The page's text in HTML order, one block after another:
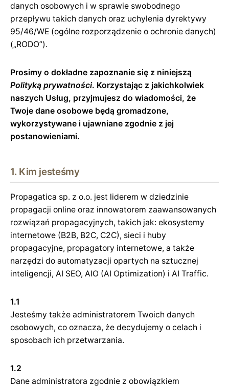
danych osobowych i w sprawie swobodnego
przepływu takich danych oraz uchylenia dyrektywy
95/46/WE (ogólne rozporządzenie o ochronie danych)
(„RODO”).
Prosimy o dokładne zapoznanie się z niniejszą
Polityką prywatności. Korzystając z jakichkolwiek
naszych Usług, przyjmujesz do wiadomości, że
Twoje dane osobowe będą gromadzone,
wykorzystywane i ujawniane zgodnie z jej
postanowieniami.
1. Kim jesteśmy
Propagatica sp. z o.o. jest liderem w dziedzinie
propagacji online oraz innowatorem zaawansowanych
rozwiązań propagacyjnych, takich jak: ekosystemy
internetowe (B2B, B2C, C2C), sieci i huby
propagacyjne, propagatory internetowe, a także
narzędzi do automatyzacji opartych na sztucznej
inteligencji, AI SEO, AIO (AI Optimization) i AI Traffic.
1.1
Jesteśmy także administratorem Twoich danych
osobowych, co oznacza, że decydujemy o celach i
sposobach ich przetwarzania.
1.2
Dane administratora zgodnie z obowiązkiem